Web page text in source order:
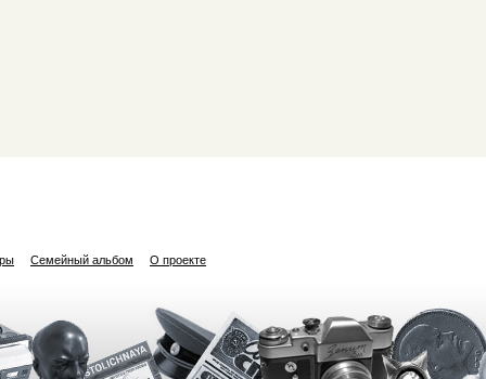
Семейный альбом О проекте